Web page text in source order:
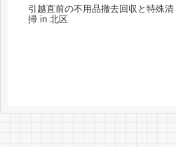
引越直前の不用品撤去回収と特殊清
掃 in 北区